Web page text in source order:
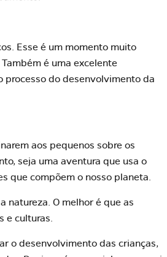
Esse é um momento muito
é uma excelente
processo do desenvolvimento da
aos pequenos sobre os
seja uma aventura que usa o
que compõem o nosso planeta.
natureza. O melhor é que as
e culturas.
o desenvolvimento das crianças,